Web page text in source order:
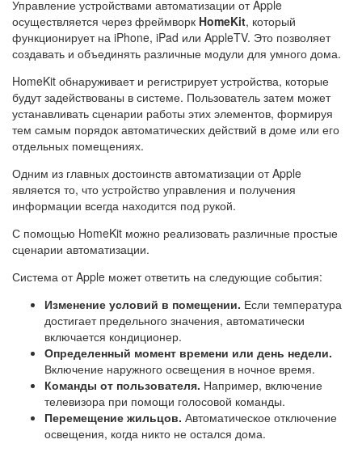
Управление устройствами автоматизации от Apple
осуществляется через фреймворк HomeKit, который
функционирует на iPhone, iPad или AppleTV. Это позволяет
создавать и объединять различные модули для умного дома.
HomeKit обнаруживает и регистрирует устройства, которые
будут задействованы в системе. Пользователь затем может
устанавливать сценарии работы этих элементов, формируя
тем самым порядок автоматических действий в доме или его
отдельных помещениях.
Одним из главных достоинств автоматизации от Apple
является то, что устройство управления и получения
информации всегда находится под рукой.
С помощью HomeKit можно реализовать различные простые
сценарии автоматизации.
Система от Apple может ответить на следующие события:
Изменение условий в помещении. Если температура
достигает предельного значения, автоматически
включается кондиционер.
Определенный момент времени или день недели.
Включение наружного освещения в ночное время.
Команды от пользователя. Например, включение
телевизора при помощи голосовой команды.
Перемещение жильцов. Автоматическое отключение
освещения, когда никто не остался дома.